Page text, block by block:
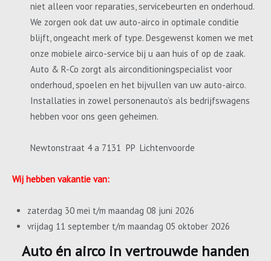
niet alleen voor reparaties, servicebeurten en onderhoud.
We zorgen ook dat uw auto-airco in optimale conditie
blijft, ongeacht merk of type. Desgewenst komen we met
onze mobiele airco-service bij u aan huis of op de zaak.
Auto & R-Co zorgt als airconditioningspecialist voor
onderhoud, spoelen en het bijvullen van uw auto-airco.
Installaties in zowel personenauto’s als bedrijfswagens
hebben voor ons geen geheimen.
Newtonstraat 4 a 7131 PP Lichtenvoorde
Wij hebben vakantie van:
zaterdag 30 mei t/m maandag 08 juni 2026
vrijdag 11 september t/m maandag 05 oktober 2026
Auto én airco in vertrouwde handen